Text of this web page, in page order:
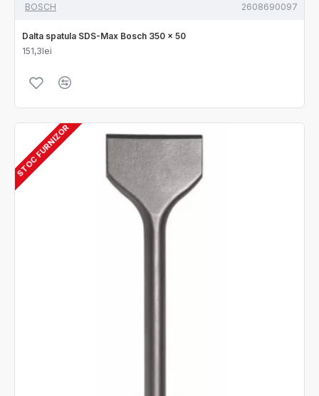
BOSCH 2608690097
Dalta spatula SDS-Max Bosch 350 x 50
151,3lei
STOC FURNIZOR